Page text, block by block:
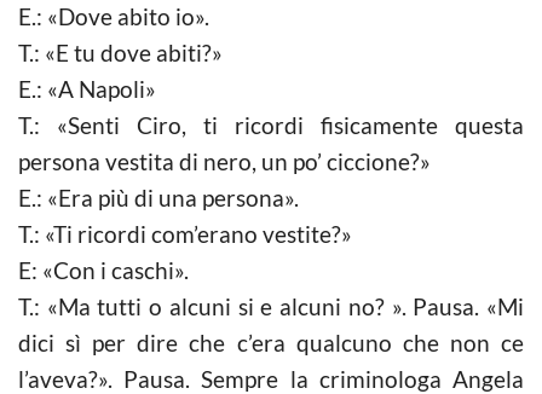
E.: «Dove abito io».
T.: «E tu dove abiti?»
E.: «A Napoli»
T.: «Senti Ciro, ti ricordi fisicamente questa
persona vestita di nero, un po’ ciccione?»
E.: «Era più di una persona».
T.: «Ti ricordi com’erano vestite?»
E: «Con i caschi».
T.: «Ma tutti o alcuni si e alcuni no? ». Pausa. «Mi
dici sì per dire che c’era qualcuno che non ce
l’aveva?». Pausa. Sempre la criminologa Angela